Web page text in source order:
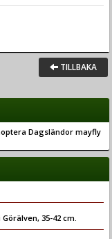
TILLBAKA
Dagsländor mayfly
35-42 cm.